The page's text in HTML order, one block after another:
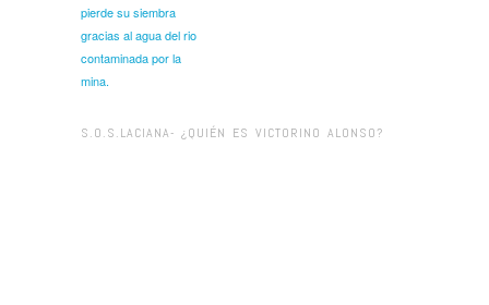
pierde su siembra
gracias al agua del rio
contaminada por la
mina.
S.O.S.LACIANA- ¿QUIÉN ES VICTORINO ALONSO?